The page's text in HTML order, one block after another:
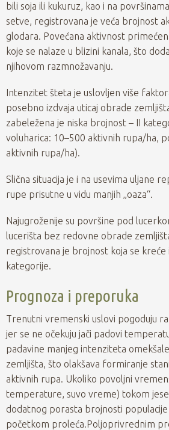
bili soja ili kukuruz, kao i na
setve, registrovana je veća brojnost
glodara. Povećana aktivnost
koje se nalaze u blizini kanala, što
njihovom razmnožavanju.
Intenzitet šteta je uslovljen više
posebno izdvaja uticaj obrade
zabeležena je niska brojnost – II
voluharica: 10–500 aktivnih rupa/ha,
aktivnih rupa/ha).
Slična situacija je i na usevima uljane
rupe prisutne u vidu manjih „oaza“.
Najugroženije su površine pod
lucerišta bez redovne obrade
registrovana je brojnost koja se kreće
kategorije.
Prognoza i preporuka
Trenutni vremenski uslovi pogoduju
jer se ne očekuju jači padovi
padavine manjeg intenziteta
zemljišta, što olakšava formiranje
aktivnih rupa. Ukoliko povoljni
temperature, suvo vreme) tokom
dodatnog porasta brojnosti
početkom proleća.Poljoprivrednim